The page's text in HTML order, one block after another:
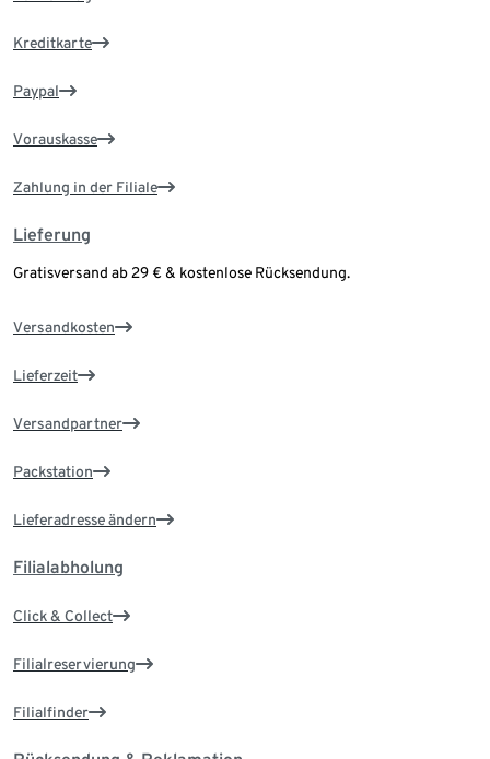
Kreditkarte
Paypal
Vorauskasse
Zahlung in der Filiale
Lieferung
Gratisversand ab 29 € & kostenlose Rücksendung.
Versandkosten
Lieferzeit
Versandpartner
Packstation
Lieferadresse ändern
Filialabholung
Click & Collect
Filialreservierung
Filialfinder